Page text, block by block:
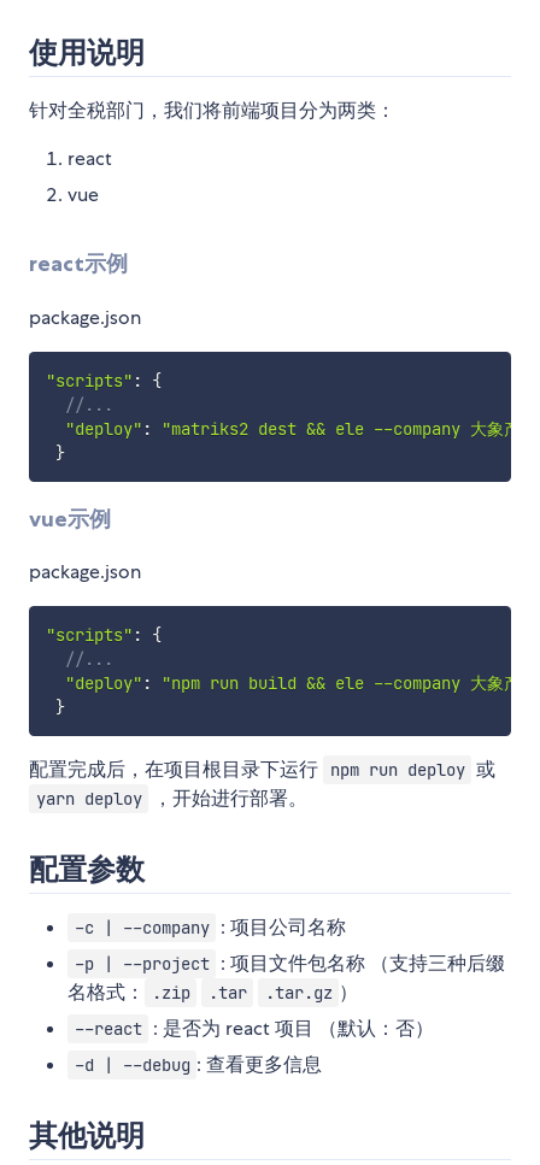
使用说明
针对全税部门，我们将前端项目分为两类：
react
vue
react示例
package.json
"scripts" :
{
//...
"deploy" :
"matriks2 dest && ele --company 大象
}
vue示例
package.json
"scripts" :
{
//...
"deploy" :
"npm run build && ele --company 大象
}
配置完成后，在项目根目录下运行 npm run deploy 或
yarn deploy ，开始进行部署。
配置参数
-c | --company : 项目公司名称
-p | --project : 项目文件包名称 （支持三种后缀
名格式：
.zip .tar .tar.gz ）
--react : 是否为 react 项目 （默认：否）
-d | --debug : 查看更多信息
其他说明